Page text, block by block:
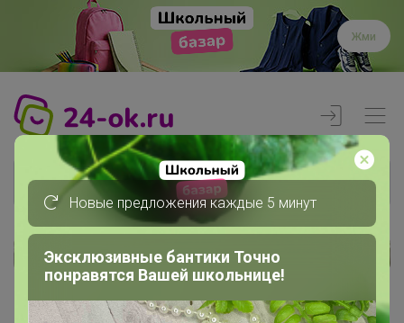
Жми
Главная
Новые предложения каждые 5 минут
Эксклюзивные бантики Точно
понравятся Вашей школьнице!